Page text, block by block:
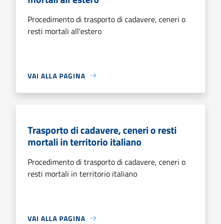
Procedimento di trasporto di cadavere, ceneri o
resti mortali all'estero
VAI ALLA PAGINA
Trasporto di cadavere, ceneri o resti
mortali in territorio italiano
Procedimento di trasporto di cadavere, ceneri o
resti mortali in territorio italiano
VAI ALLA PAGINA